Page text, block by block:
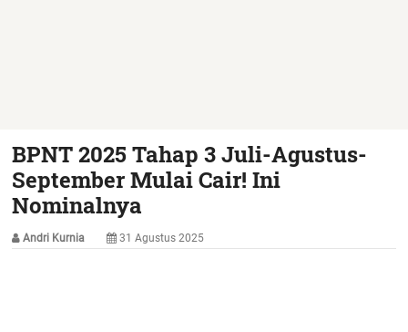
BPNT 2025 Tahap 3 Juli-Agustus-
September Mulai Cair! Ini
Nominalnya
Andri Kurnia 31 Agustus 2025